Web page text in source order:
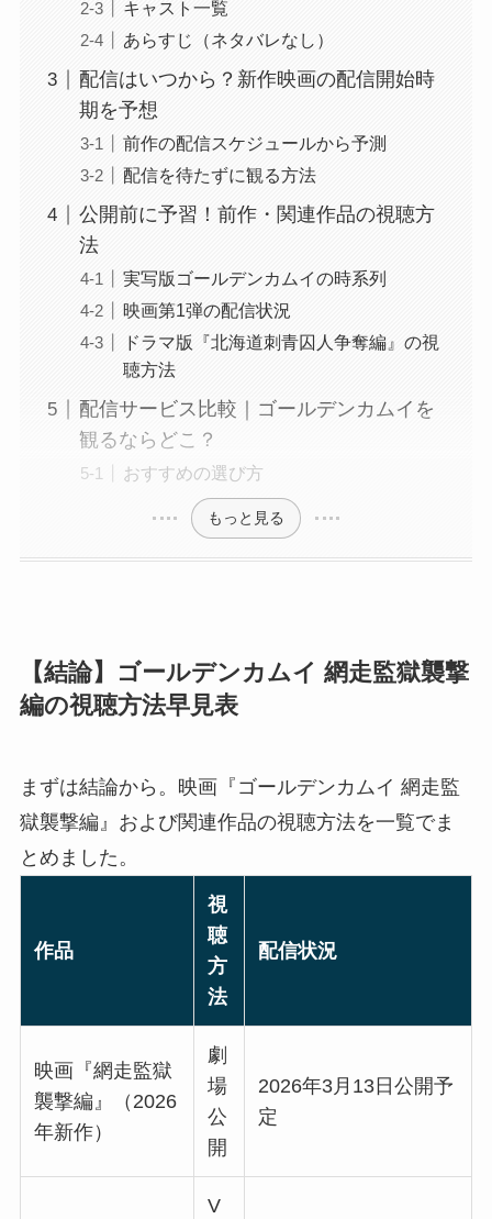
キャスト一覧
あらすじ（ネタバレなし）
配信はいつから？新作映画の配信開始時
期を予想
前作の配信スケジュールから予測
配信を待たずに観る方法
公開前に予習！前作・関連作品の視聴方
法
実写版ゴールデンカムイの時系列
映画第1弾の配信状況
ドラマ版『北海道刺青囚人争奪編』の視
聴方法
配信サービス比較｜ゴールデンカムイを
観るならどこ？
おすすめの選び方
もっと見る
【結論】ゴールデンカムイ 網走監獄襲撃
編の視聴方法早見表
まずは結論から。映画『ゴールデンカムイ 網走監
獄襲撃編』および関連作品の視聴方法を一覧でま
とめました。
作品
視
聴
方
法
配信状況
映画『網走監獄
襲撃編』（2026
年新作）
劇
場
公
開
2026年3月13日公開予
定
V